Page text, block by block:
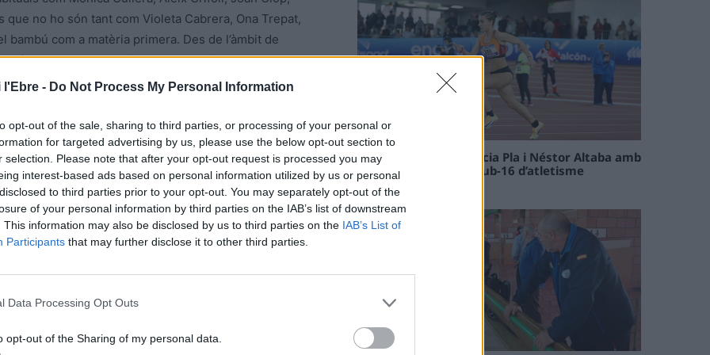
l'Ebre - Do Not Process My Personal Information
opt-out of the sale, sharing to third parties, or processing of your personal or
for targeted advertising by us, please use the below opt-out section to
selection. Please note that after your opt-out request is processed you may
interest-based ads based on personal information utilized by us or personal
to third parties prior to your opt-out. You may separately opt-out of the
of your personal information by third parties on the IAB’s list of downstream
This information may also be disclosed by us to third parties on the IAB’s List of
Participants that may further disclose it to other third parties.
Data Processing Opt Outs
opt-out of the Sharing of my personal data.
que no ho són tant com Violeta Cabrera, Ona Trepat,
com a matèria primera. Des de l’àmbit de
formen part del projecte “Dones cistelleres de la
de parades de les Terres de l’Ebre com ara les de les
Bravo de Xerta, RST Restauració de Tortosa o
al matí. Dins les activitats previstes se
edició, una iniciativa apadrinada per
amb l’objectiu de fer més visible i accessible
en forma de petits espectacles visuals d’entre
el procés d’elaboració d’una peça: des de la
sis, tres dissabte i tres diumenge.
els tallers gratuïts, quatre amb fibres vegetals (llata
Paula Sintorres, Patrícia Pla i Néstor Altaba amb
la selecció catalana sub-16 d’atletisme
08 maig 2026